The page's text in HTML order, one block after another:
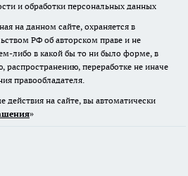
и обработки персональных данных
на данном сайте, охраняется в
РФ об авторском праве и не
либо в какой бы то ни было форме, в
распространению, переработке не иначе
правообладателя.
действия на сайте, вы автоматически
»